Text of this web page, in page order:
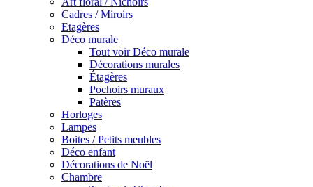
Cadres / Miroirs
Etagères
Déco murale
Tout voir Déco murale
Décorations murales
Étagères
Pochoirs muraux
Patères
Horloges
Lampes
Boites / Petits meubles
Déco enfant
Décorations de Noël
Chambre